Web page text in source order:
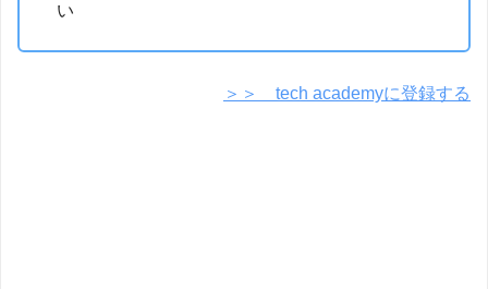
い
＞＞ tech academyに登録する